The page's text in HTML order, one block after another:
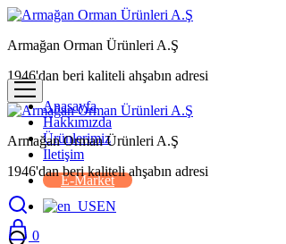
Armağan Orman Ürünleri A.Ş
1946'dan beri kaliteli ahşabın adresi
Anasayfa
Hakkımızda
Ürünlerimiz
İletişim
E-Market
EN
Armağan Orman Ürünleri A.Ş
1946'dan beri kaliteli ahşabın adresi
0